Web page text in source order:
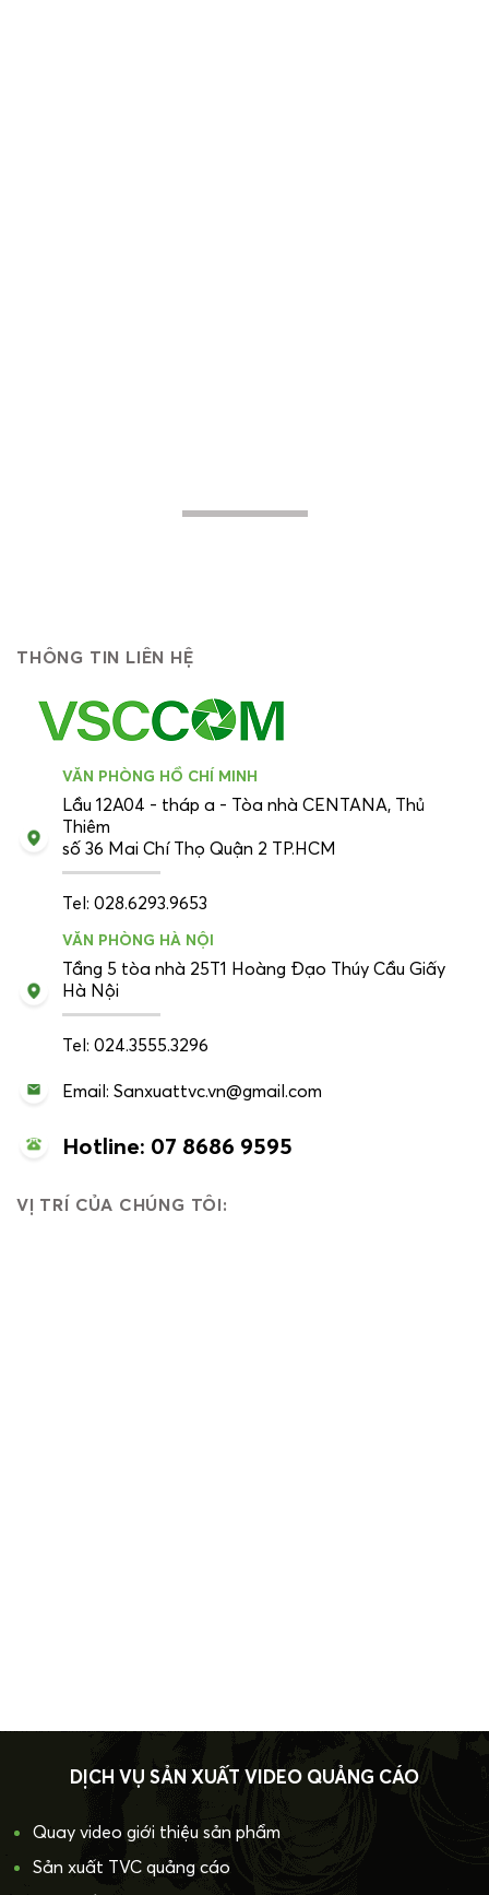
THÔNG TIN LIÊN HỆ
VĂN PHÒNG HỒ CHÍ MINH
Lầu 12A04 - tháp a - Tòa nhà CENTANA, Thủ
Thiêm
số 36 Mai Chí Thọ Quận 2 TP.HCM
Tel: 028.6293.9653
VĂN PHÒNG HÀ NỘI
Tầng 5 tòa nhà 25T1 Hoàng Đạo Thúy Cầu Giấy
Hà Nội
Tel: 024.3555.3296
Email: Sanxuattvc.vn@gmail.com
Hotline: 07 8686 9595
VỊ TRÍ CỦA CHÚNG TÔI:
DỊCH VỤ SẢN XUẤT VIDEO QUẢNG CÁO
Quay video giới thiệu sản phẩm
Sản xuất TVC quảng cáo